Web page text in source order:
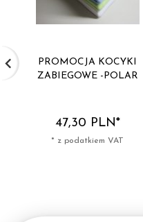
PROMOCJA KOCYKI
ZABIEGOWE -POLAR
47,30 PLN*
* z podatkiem VAT